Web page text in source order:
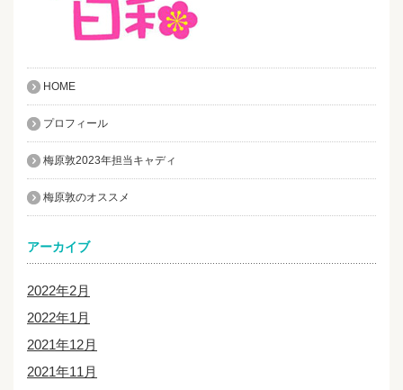
HOME
プロフィール
梅原敦2023年担当キャディ
梅原敦のオススメ
アーカイブ
2022年2月
2022年1月
2021年12月
2021年11月